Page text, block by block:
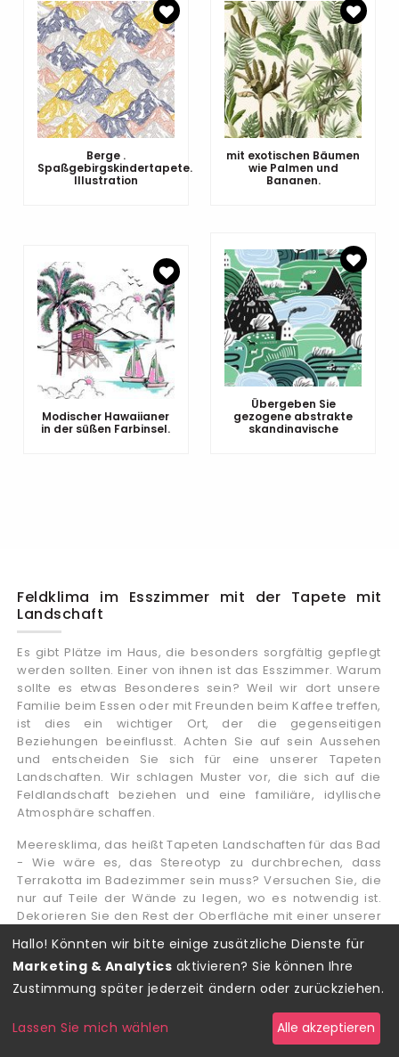
Berge .
Spaßgebirgskindertapete.
Illustration
mit exotischen Bäumen
wie Palmen und
Bananen.
Modischer Hawaiianer
in der süßen Farbinsel.
Übergeben Sie
gezogene abstrakte
skandinavische
Feldklima im Esszimmer mit der Tapete mit
Landschaft
Es gibt Plätze im Haus, die besonders sorgfältig gepflegt
werden sollten. Einer von ihnen ist das Esszimmer. Warum
sollte es etwas Besonderes sein? Weil wir dort unsere
Familie beim Essen oder mit Freunden beim Kaffee treffen,
ist dies ein wichtiger Ort, der die gegenseitigen
Beziehungen beeinflusst. Achten Sie auf sein Aussehen
und entscheiden Sie sich für eine unserer Tapeten
Landschaften. Wir schlagen Muster vor, die sich auf die
Feldlandschaft beziehen und eine familiäre, idyllische
Atmosphäre schaffen.
Meeresklima, das heißt Tapeten Landschaften für das Bad
- Wie wäre es, das Stereotyp zu durchbrechen, dass
Terrakotta im Badezimmer sein muss? Versuchen Sie, die
nur auf Teile der Wände zu legen, wo es notwendig ist.
Dekorieren Sie den Rest der Oberfläche mit einer unserer
grafische Version der natürlichen Motive, die in einem sich
wiederholenden Muster dargestellt werden. Schauen Sie
sich unsere Website an, um zu sehen, wie interessant
dass Sie schnell versucht sein werden, eine solche
Innenraumgestaltung im Badezimmer zu haben. Zumal
Hallo! Könnten wir bitte einige zusätzliche Dienste für
Marketing & Analytics aktivieren? Sie können Ihre
Zustimmung später jederzeit ändern oder zurückziehen.
Lassen Sie mich wählen Alle akzeptieren